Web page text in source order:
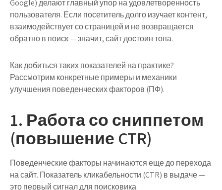
Google) делают главный упор на удовлетворенность
пользователя. Если посетитель долго изучает контент,
взаимодействует со страницей и не возвращается
обратно в поиск — значит, сайт достоин топа.
Как добиться таких показателей на практике?
Рассмотрим конкретные примеры и механики
улучшения поведенческих факторов (ПФ).
1. Работа со сниппетом
(повышение CTR)
Поведенческие факторы начинаются еще до перехода
на сайт. Показатель кликабельности (CTR) в выдаче —
это первый сигнал для поисковика.